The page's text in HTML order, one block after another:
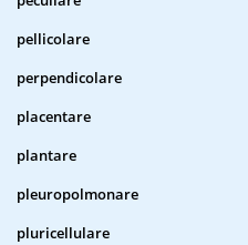
pellicolare
perpendicolare
placentare
plantare
pleuropolmonare
pluricellulare